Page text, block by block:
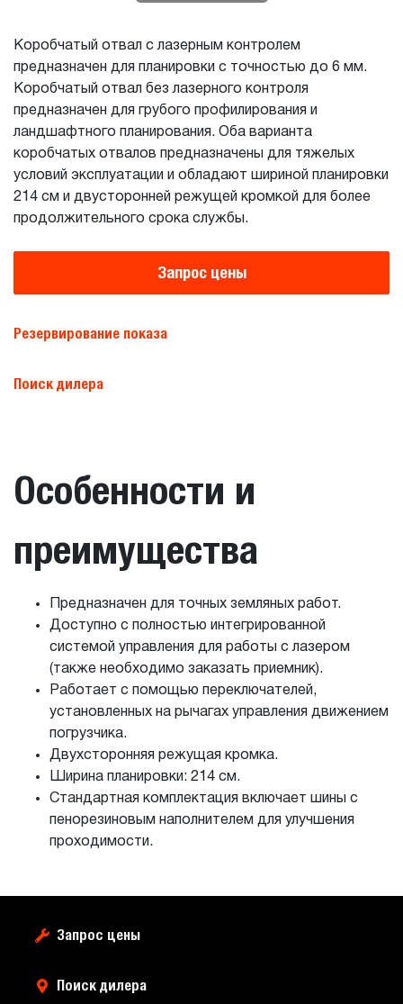
Коробчатый отвал с лазерным контролем
предназначен для планировки с точностью до 6 мм.
Коробчатый отвал без лазерного контроля
предназначен для грубого профилирования и
ландшафтного планирования. Оба варианта
коробчатых отвалов предназначены для тяжелых
условий эксплуатации и обладают шириной планировки
214 см и двусторонней режущей кромкой для более
продолжительного срока службы.
Запрос цены
Резервирование показа
Поиск дилера
Особенности и
преимущества
Предназначен для точных земляных работ.
Доступно с полностью интегрированной
системой управления для работы с лазером
(также необходимо заказать приемник).
Работает с помощью переключателей,
установленных на рычагах управления движением
погрузчика.
Двухсторонняя режущая кромка.
Ширина планировки: 214 см.
Стандартная комплектация включает шины с
пенорезиновым наполнителем для улучшения
проходимости.
Запрос цены
Поиск дилера